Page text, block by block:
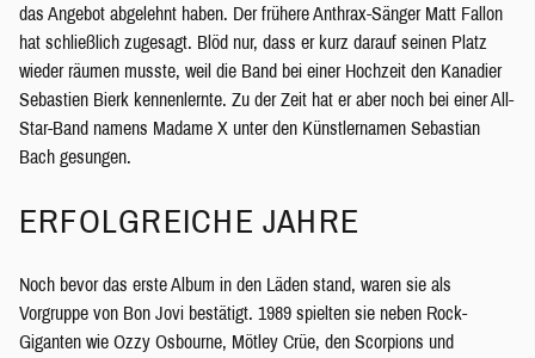
das Angebot abgelehnt haben. Der frühere Anthrax-Sänger Matt Fallon
hat schließlich zugesagt. Blöd nur, dass er kurz darauf seinen Platz
wieder räumen musste, weil die Band bei einer Hochzeit den Kanadier
Sebastien Bierk kennenlernte. Zu der Zeit hat er aber noch bei einer All-
Star-Band namens Madame X unter den Künstlernamen Sebastian
Bach gesungen.
ERFOLGREICHE JAHRE
Noch bevor das erste Album in den Läden stand, waren sie als
Vorgruppe von Bon Jovi bestätigt. 1989 spielten sie neben Rock-
Giganten wie Ozzy Osbourne, Mötley Crüe, den Scorpions und